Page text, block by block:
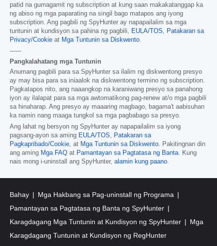
patid na gumagamit ng subscription at kung saan makakatanggap ka
ng abiso ng mga paparating na singil bago matapos ang iyong
subscription. Ang pagbili ng SpyHunter ay napapailalim sa mga
tuntunin at kundisyon sa pahina ng pagbili,
EULA/TOS
Patakaran sa
Privacy/Cookie at Mga Tuntunin sa Diskwento
------
Pangkalahatang mga Tuntunin
Anumang pagbili para sa SpyHunter sa ilalim ng diskwentong presyo
ay may bisa para sa iniaalok na diskwentong termino ng subscription.
Pagkatapos nito, ang naaangkop na karaniwang presyo sa panahong
iyon ay ilalapat para sa mga awtomatikong pag-renew at/o mga pagbili
sa hinaharap. Ang presyo ay maaaring magbago, bagama't aabisuhan
ka namin nang maaga tungkol sa mga pagbabago sa presyo.
Ang lahat ng bersyon ng SpyHunter ay napapailalim sa iyong
pagsang-ayon sa aming EULA/TOS
Patakaran sa
Pagkapribado/Cookie , at Mga Tuntunin sa Diskwento . Pakitingnan din
ang aming Mga FAQ at Pamantayan sa Pagtatasa ng Banta . Kung
nais mong i-uninstall ang SpyHunter, alamin kung paano
Bahay
Mga Hakbang sa Pag-uninstall ng Programa
Pamantayan sa Pagtatasa ng Banta ng SpyHunter
Karagdagang Mga Tuntunin at Kundisyon ng SpyHunter
Mga
Karagdagang Tuntunin at Kundisyon ng RegHunter